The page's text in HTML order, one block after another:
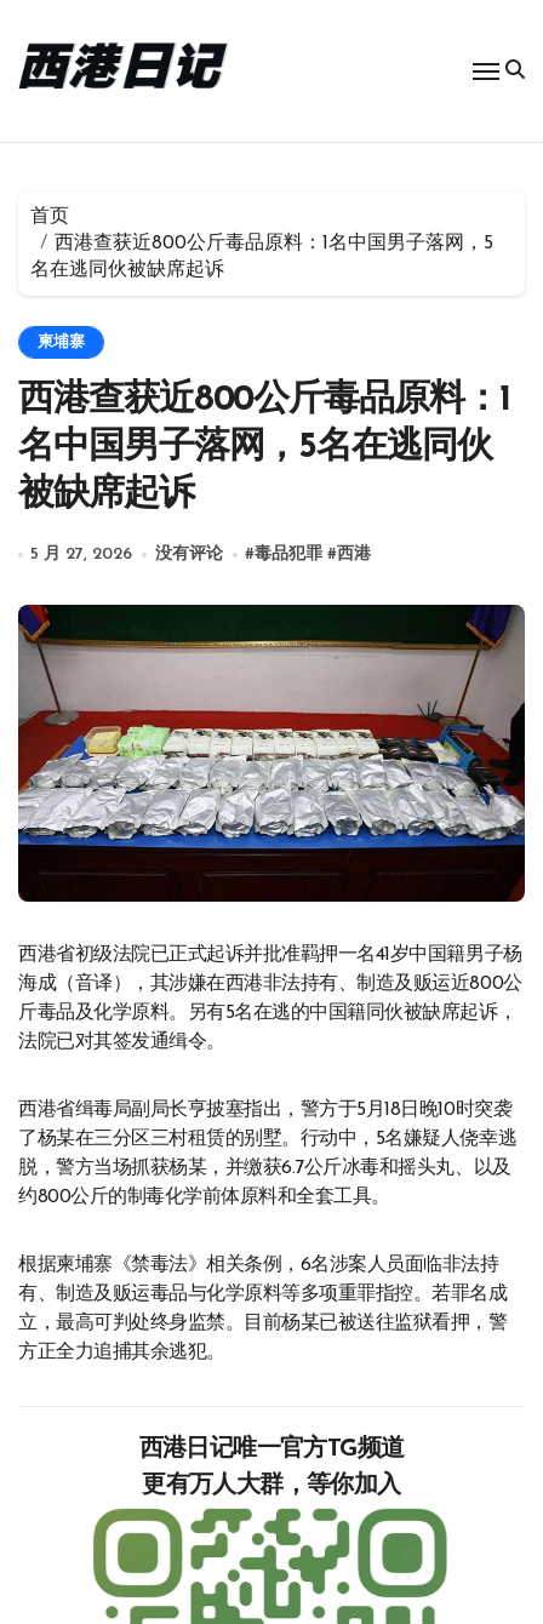
首页
西港查获近800公斤毒品原料：1名中国男子落网，5
名在逃同伙被缺席起诉
柬埔寨
西港查获近800公斤毒品原料：1
名中国男子落网，5名在逃同伙
被缺席起诉
5 月 27, 2026 没有评论 #毒品犯罪 #西港
西港省初级法院已正式起诉并批准羁押一名41岁中国籍男子杨
海成（音译），其涉嫌在西港非法持有、制造及贩运近800公
斤毒品及化学原料。另有5名在逃的中国籍同伙被缺席起诉，
法院已对其签发通缉令。
西港省缉毒局副局长亨披塞指出，警方于5月18日晚10时突袭
了杨某在三分区三村租赁的别墅。行动中，5名嫌疑人侥幸逃
脱，警方当场抓获杨某，并缴获6.7公斤冰毒和摇头丸、以及
约800公斤的制毒化学前体原料和全套工具。
根据柬埔寨《禁毒法》相关条例，6名涉案人员面临非法持
有、制造及贩运毒品与化学原料等多项重罪指控。若罪名成
立，最高可判处终身监禁。目前杨某已被送往监狱看押，警
方正全力追捕其余逃犯。
西港日记唯一官方TG频道
更有万人大群，等你加入‍‍‍‍‍‍‍‍‍‍‍‍‍